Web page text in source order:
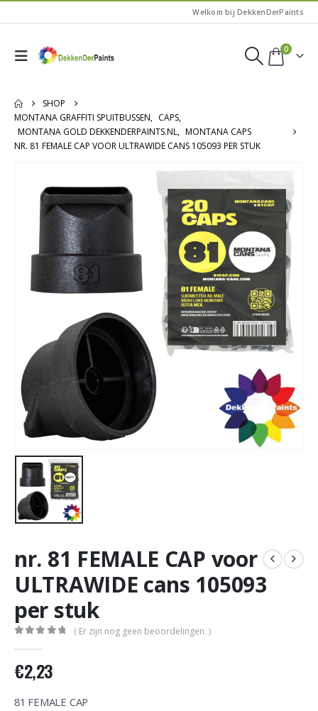
Welkom bij DekkenDerPaints
0
SHOP
MONTANA GRAFFITI SPUITBUSSEN, CAPS,
MONTANA GOLD DEKKENDERPAINTS.NL, MONTANA CAPS
NR. 81 FEMALE CAP VOOR ULTRAWIDE CANS 105093 PER STUK
nr. 81 FEMALE CAP voor
ULTRAWIDE cans 105093
per stuk
( Er zijn nog geen beoordelingen. )
€2,23
81 FEMALE CAP